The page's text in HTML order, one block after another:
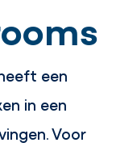
een
in een
Voor